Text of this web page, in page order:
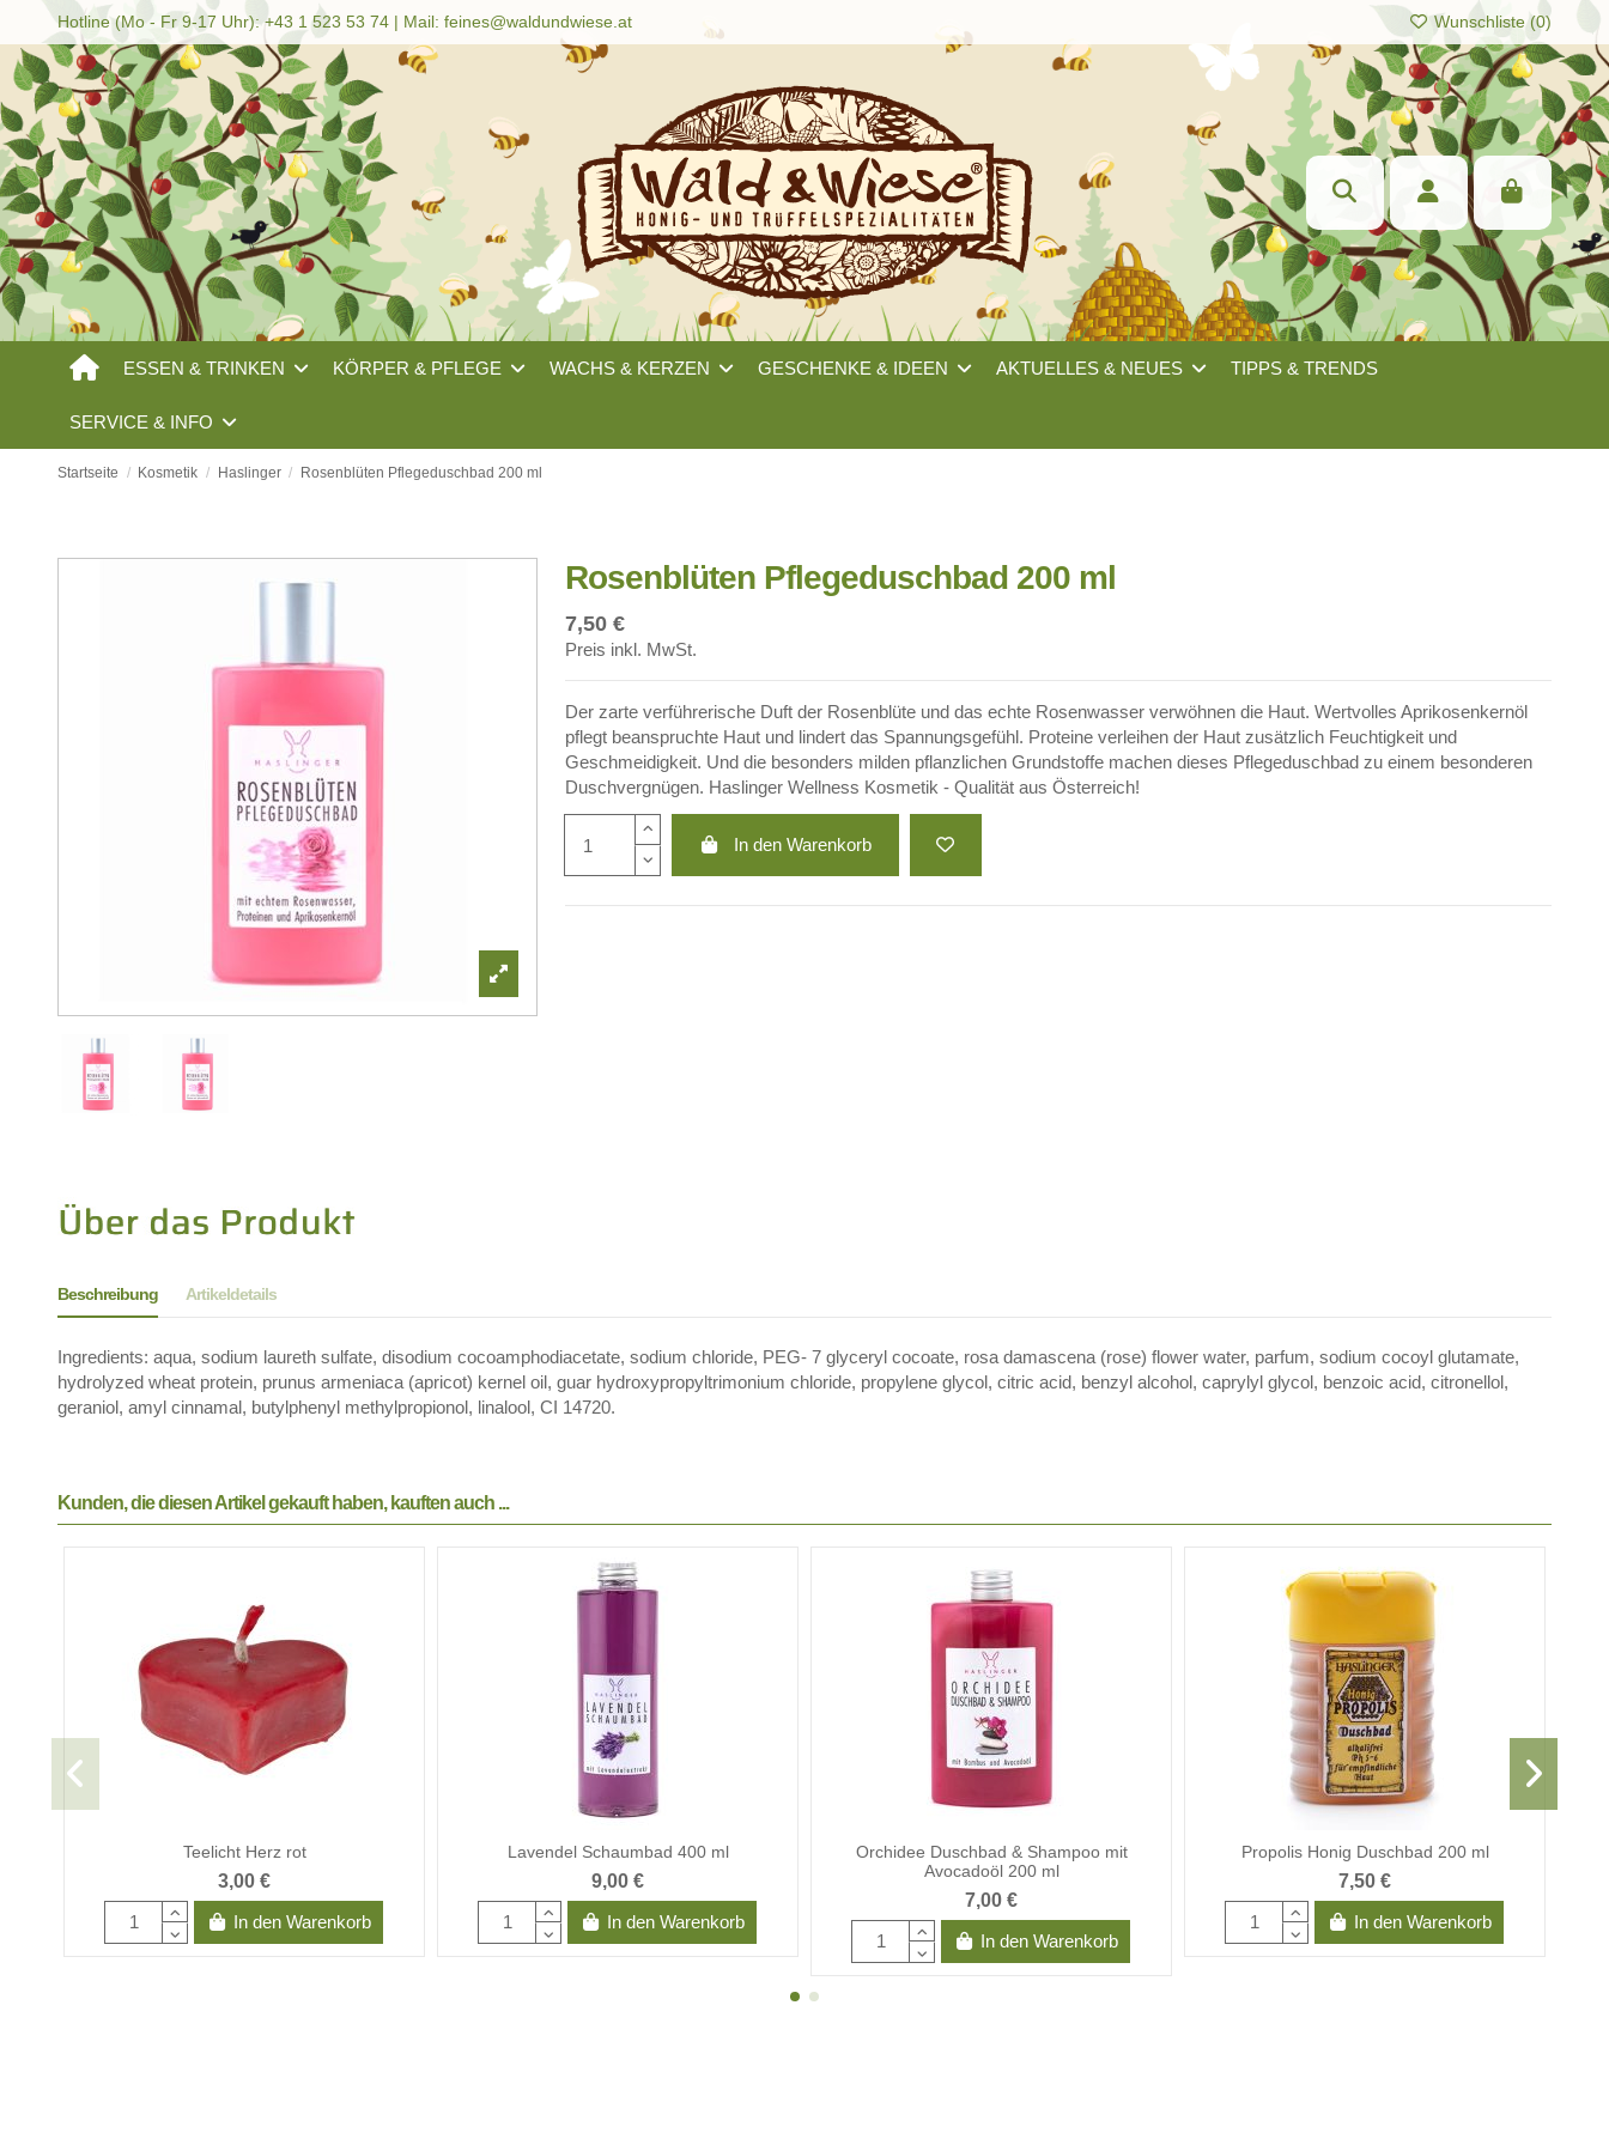
Hotline (Mo - Fr 9-17 Uhr): +43 1 523 53 74 | Mail:feines@waldundwiese.at Wunschliste (0)
ESSEN & TRINKEN KÖRPER & PFLEGE WACHS & KERZEN GESCHENKE & IDEEN AKTUELLES & NEUES TIPPS & TRENDS
SERVICE & INFO
Startseite Kosmetik Haslinger Rosenblüten Pflegeduschbad 200 ml
Rosenblüten Pflegeduschbad 200 ml
7,50 €
Preis inkl. MwSt.
Der zarte verführerische Duft der Rosenblüte und das echte Rosenwasser verwöhnen die Haut. Wertvolles Aprikosenkernöl
pflegt beanspruchte Haut und lindert das Spannungsgefühl. Proteine verleihen der Haut zusätzlich Feuchtigkeit und
Geschmeidigkeit. Und die besonders milden pflanzlichen Grundstoffe machen dieses Pflegeduschbad zu einem besonderen
Duschvergnügen. Haslinger Wellness Kosmetik - Qualität aus Österreich!
In den Warenkorb
Beschreibung Artikeldetails
Ingredients: aqua, sodium laureth sulfate, disodium cocoamphodiacetate, sodium chloride, PEG- 7 glyceryl cocoate, rosa damascena (rose) flower water, parfum, sodium cocoyl glutamate,
hydrolyzed wheat protein, prunus armeniaca (apricot) kernel oil, guar hydroxypropyltrimonium chloride, propylene glycol, citric acid, benzyl alcohol, caprylyl glycol, benzoic acid, citronellol,
geraniol, amyl cinnamal, butylphenyl methylpropionol, linalool, CI 14720.
Kunden, die diesen Artikel gekauft haben, kauften auch ...
Teelicht Herz rot
3,00 €
In den Warenkorb
Lavendel Schaumbad 400 ml
9,00 €
In den Warenkorb
Orchidee Duschbad & Shampoo mit
Avocadoöl 200 ml
7,00 €
In den Warenkorb
Propolis Honig Duschbad 200 ml
7,50 €
In den Warenkorb